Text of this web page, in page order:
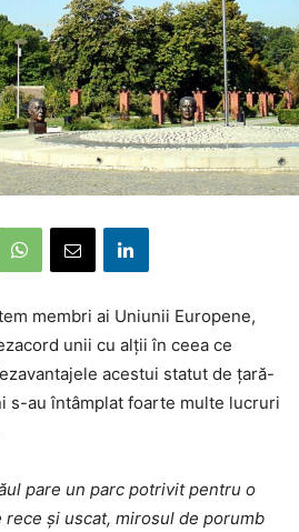
membri ai Uniunii Europene,
unii cu alții în ceea ce
acestui statut de țară-
s-au întâmplat foarte multe lucruri
pare un parc potrivit pentru o
rece și uscat, mirosul de porumb